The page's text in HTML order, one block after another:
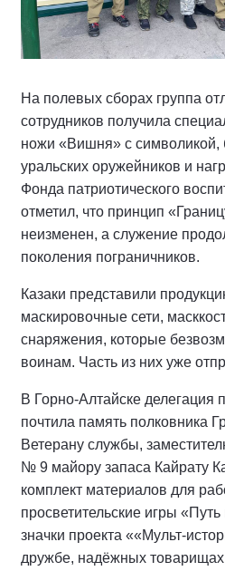
На полевых сборах группа
сотрудников получила
ножи «Вишня» с символикой,
уральских оружейников и
Фонда патриотического
отметил, что принцип
неизменен, а служение
поколения пограничников.
Казаки представили
маскировочные сети,
снаряжения, которые
воинам. Часть из них уже
В Горно-Алтайске делегация
почтила память полковника
Ветерану службы,
№ 9 майору запаса Кайрату
комплект материалов для
просветительские игры
значки проекта ««Мульт-
дружбе, надёжных